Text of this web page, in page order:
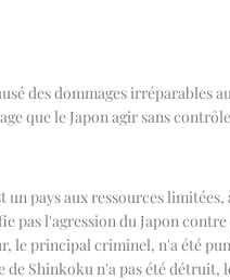
des dommages
que le Japon agir sans
un pays aux ressources
pas l'agression du Japon
le principal criminel, n'a été
de Shinkoku n'a pas été